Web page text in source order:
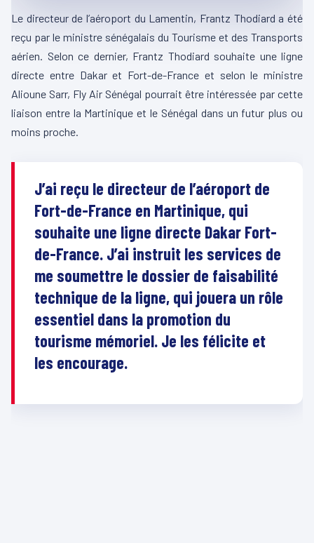
Le directeur de l’aéroport du Lamentin, Frantz Thodiard a été
reçu par le ministre sénégalais du Tourisme et des Transports
aérien. Selon ce dernier, Frantz Thodiard souhaite une ligne
directe entre Dakar et Fort-de-France et selon le ministre
Alioune Sarr, Fly Air Sénégal pourrait être intéressée par cette
liaison entre la Martinique et le Sénégal dans un futur plus ou
moins proche.
J’ai reçu le directeur de l’aéroport de
Fort-de-France en Martinique, qui
souhaite une ligne directe Dakar Fort-
de-France. J’ai instruit les services de
me soumettre le dossier de faisabilité
technique de la ligne, qui jouera un rôle
essentiel dans la promotion du
tourisme mémoriel. Je les félicite et
les encourage.